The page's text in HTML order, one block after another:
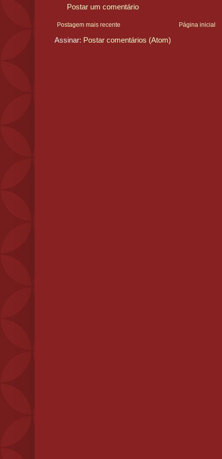
Postar um comentário
Postagem mais recente Página inicial
Assinar: Postar comentários (Atom)